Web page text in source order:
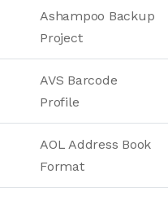
Ashampoo Backup
Project
AVS Barcode
Profile
AOL Address Book
Format